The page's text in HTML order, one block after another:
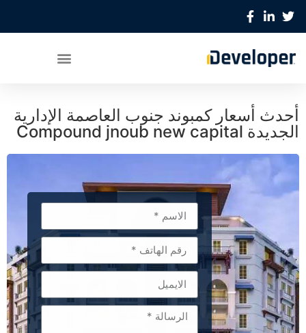
أحدث أسعار كمبوند جنوب العاصمة الإدارية
الجديدة Compound jnoub new capital